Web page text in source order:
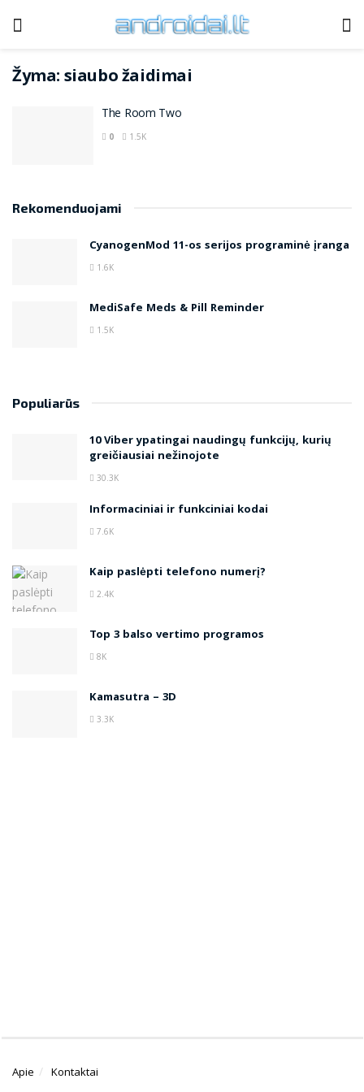
Žyma: siaubo žaidimai
The Room Two
0 1.5K
Rekomenduojami
CyanogenMod 11-os serijos programinė įranga
1.6K
MediSafe Meds & Pill Reminder
1.5K
Populiarūs
10 Viber ypatingai naudingų funkcijų, kurių
greičiausiai nežinojote
30.3K
Informaciniai ir funkciniai kodai
7.6K
Kaip paslėpti telefono numerį?
2.4K
Top 3 balso vertimo programos
8K
Kamasutra – 3D
3.3K
Apie Kontaktai